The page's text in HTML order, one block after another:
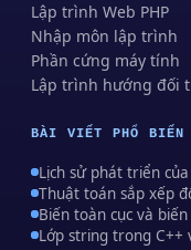
Lập trình Web PHP
Nhập môn lập trình
Phần cứng máy tính
Lập trình hướng đối
BÀI VIẾT PHỔ BIẾN
Lịch sử phát triển
Thuật toán sắp xếp
Biến toàn cục và
Lớp string trong C++